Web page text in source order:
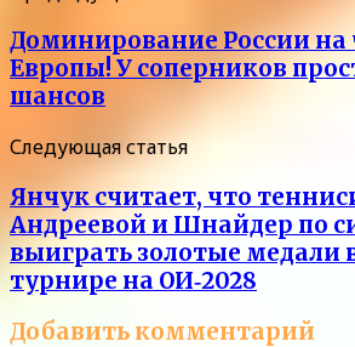
Доминирование России на
Европы! У соперников
шансов
Следующая статья
Янчук считает, что
Андреевой и Шнайдер по
выиграть золотые медали
турнире на ОИ‑2028
Добавить комментарий